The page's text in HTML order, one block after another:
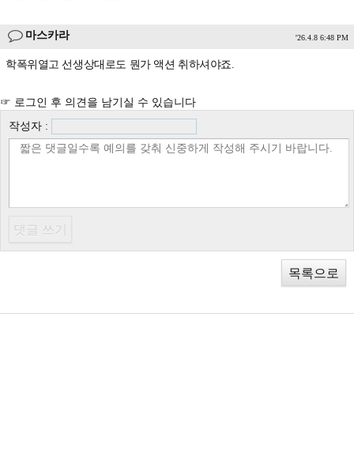
마스카라 '26.4.8 6:48 PM
학폭위열고 선생상대로도 뭔가 액션 취하셔야죠.
☞ 로그인 후 의견을 남기실 수 있습니다
작성자 :
목록으로